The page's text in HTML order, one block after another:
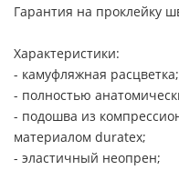
Гарантия на проклейку
Характеристики:
- камуфляжная расцветка;
- полностью
- подошва из
материалом duratex;
- эластичный неопрен;